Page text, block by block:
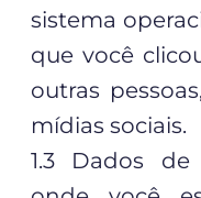
sistema
que você
outras
mídias sociais.
1.3 Dados de